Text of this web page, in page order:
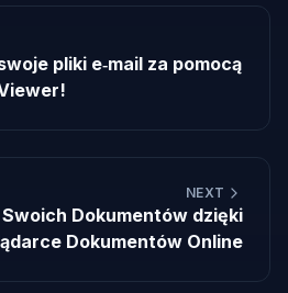
pliki e‑mail za pomocą
NEXT
Swoich Dokumentów dzięki
Dokumentów Online